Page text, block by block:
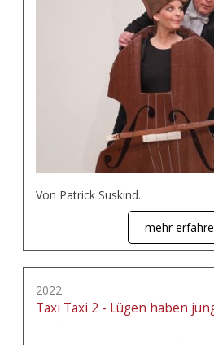
Von Patrick Suskind.
mehr
2022
Taxi Taxi 2 - Lügen haben